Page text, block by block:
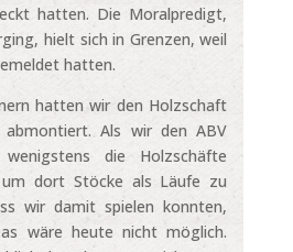
hatten. Die Moralpredigt,
hielt sich in Grenzen, weil
hatten.
hatten wir den Holzschaft
Als wir den ABV
die Holzschäfte
dort Stöcke als Läufe zu
wir damit spielen konnten,
wäre heute nicht möglich.